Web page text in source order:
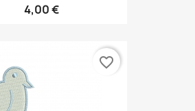
4,00 €
favorite_border